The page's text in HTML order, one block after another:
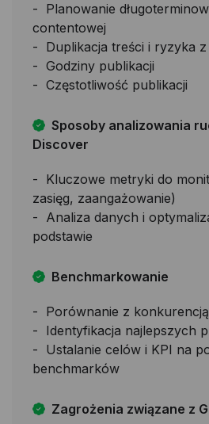
Planowanie
contentowej
Duplikacja treści i ryzyka
Godziny publikacji
Częstotliwość publikacji
Sposoby analizowania
Discover
Kluczowe metryki do
zasięg, zaangażowanie)
Analiza danych i
podstawie
Benchmarkowanie
Porównanie z
Identyfikacja najlepszych
Ustalanie celów i KPI na
benchmarków
Zagrożenia związane z